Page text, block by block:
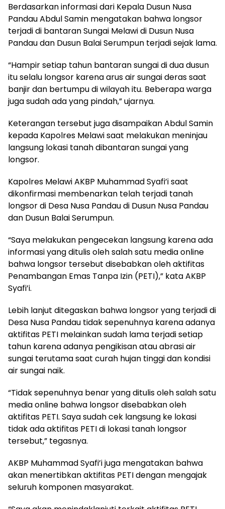
Berdasarkan informasi dari Kepala Dusun Nusa
Pandau Abdul Samin mengatakan bahwa longsor
terjadi di bantaran Sungai Melawi di Dusun Nusa
Pandau dan Dusun Balai Serumpun terjadi sejak lama.
“Hampir setiap tahun bantaran sungai di dua dusun
itu selalu longsor karena arus air sungai deras saat
banjir dan bertumpu di wilayah itu. Beberapa warga
juga sudah ada yang pindah,” ujarnya.
Keterangan tersebut juga disampaikan Abdul Samin
kepada Kapolres Melawi saat melakukan meninjau
langsung lokasi tanah dibantaran sungai yang
longsor.
Kapolres Melawi AKBP Muhammad Syafi’i saat
dikonfirmasi membenarkan telah terjadi tanah
longsor di Desa Nusa Pandau di Dusun Nusa Pandau
dan Dusun Balai Serumpun.
“Saya melakukan pengecekan langsung karena ada
informasi yang ditulis oleh salah satu media online
bahwa longsor tersebut disebabkan oleh aktifitas
Penambangan Emas Tanpa Izin (PETI),” kata AKBP
Syafi’i.
Lebih lanjut ditegaskan bahwa longsor yang terjadi di
Desa Nusa Pandau tidak sepenuhnya karena adanya
aktifitas PETI melainkan sudah lama terjadi setiap
tahun karena adanya pengikisan atau abrasi air
sungai terutama saat curah hujan tinggi dan kondisi
air sungai naik.
“Tidak sepenuhnya benar yang ditulis oleh salah satu
media online bahwa longsor disebabkan oleh
aktifitas PETI. Saya sudah cek langsung ke lokasi
tidak ada aktifitas PETI di lokasi tanah longsor
tersebut,” tegasnya.
AKBP Muhammad Syafi’i juga mengatakan bahwa
akan menertibkan aktifitas PETI dengan mengajak
seluruh komponen masyarakat.